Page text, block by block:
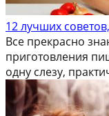
12 лучших
Все прекрасно
приготовления
одну слезу,